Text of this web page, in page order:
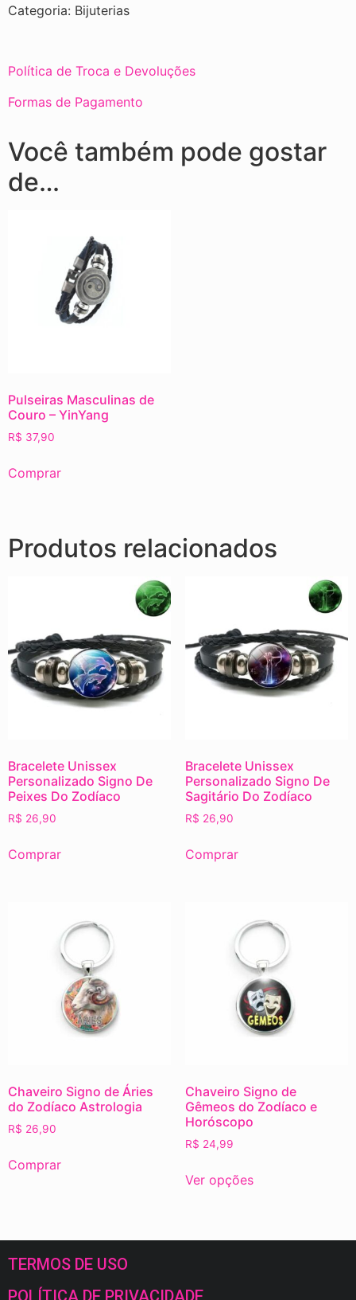
Categoria: Bijuterias
Política de Troca e Devoluções
Formas de Pagamento
Você também pode gostar
de…
Pulseiras Masculinas de
Couro – YinYang
R$ 37,90
Comprar
Produtos relacionados
Bracelete Unissex
Personalizado Signo De
Peixes Do Zodíaco
R$ 26,90
Comprar
Bracelete Unissex
Personalizado Signo De
Sagitário Do Zodíaco
R$ 26,90
Comprar
Chaveiro Signo de Áries
do Zodíaco Astrologia
R$ 26,90
Comprar
Chaveiro Signo de
Gêmeos do Zodíaco e
Horóscopo
R$ 24,99
Ver opções
TERMOS DE USO
POLÍTICA DE PRIVACIDADE